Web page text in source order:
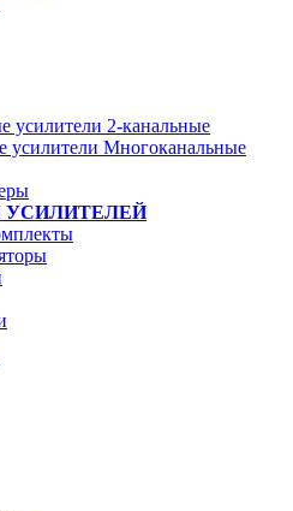
усилители 2-канальные
усилители Многоканальные
УСИЛИТЕЛЕЙ